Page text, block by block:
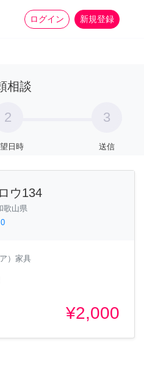
ログイン 新規登録
家事 more_horiz
相談
2
日時
3
送信
ウ134
歌山県
0
）家具
¥2,000